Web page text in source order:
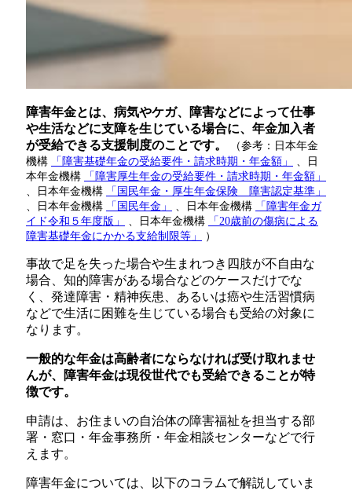
障害年金とは、病気やケガ、障害などによって仕事
や生活などに支障を生じている場合に、年金加入者
が受給できる支援制度のことです。
（参考：日本年金
機構
「障害基礎年金の受給要件・請求時期・年金額」
、日
本年金機構
「障害厚生年金の受給要件・請求時期・年金額」
、日本年金機構
「国民年金・厚生年金保険 障害認定基準」
、日本年金機構
「国民年金」 、日本年金機構
「障害年金ガ
イド令和５年度版」
、日本年金機構
「20歳前の傷病による
障害基礎年金にかかる支給制限等」
）
事故で足を失った場合や生まれつき四肢が不自由な
場合、知的障害がある場合などのケースだけでな
く、発達障害・精神疾患、あるいは癌や生活習慣病
などで生活に困難を生じている場合も受給の対象に
なります。
一般的な年金は高齢者にならなければ受け取れませ
んが、障害年金は現役世代でも受給できることが特
徴です。
申請は、お住まいの自治体の障害福祉を担当する部
署・窓口・年金事務所・年金相談センターなどで行
えます。
障害年金については、以下のコラムで解説していま